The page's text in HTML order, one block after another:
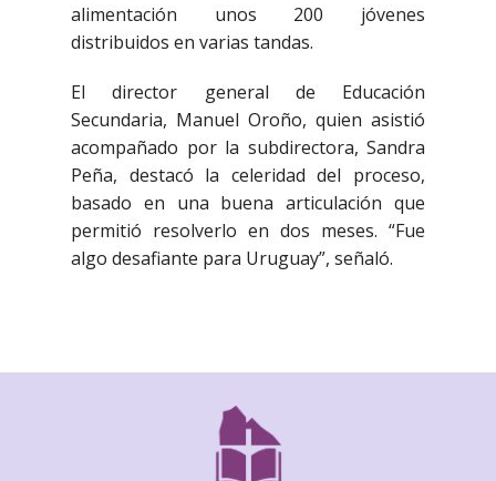
alimentación unos 200 jóvenes
distribuidos en varias tandas.
El director general de Educación
Secundaria, Manuel Oroño, quien asistió
acompañado por la subdirectora, Sandra
Peña, destacó la celeridad del proceso,
basado en una buena articulación que
permitió resolverlo en dos meses. “Fue
algo desafiante para Uruguay”, señaló.